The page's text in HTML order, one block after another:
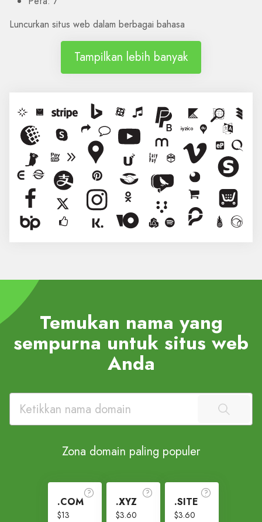
Luncurkan situs web dalam berbagai bahasa
Tampilkan lebih banyak
Temukan nama yang
sempurna untuk situs web
Anda
Zona domain paling populer
.COM
$13
.XYZ
$3.60
.SITE
$3.60